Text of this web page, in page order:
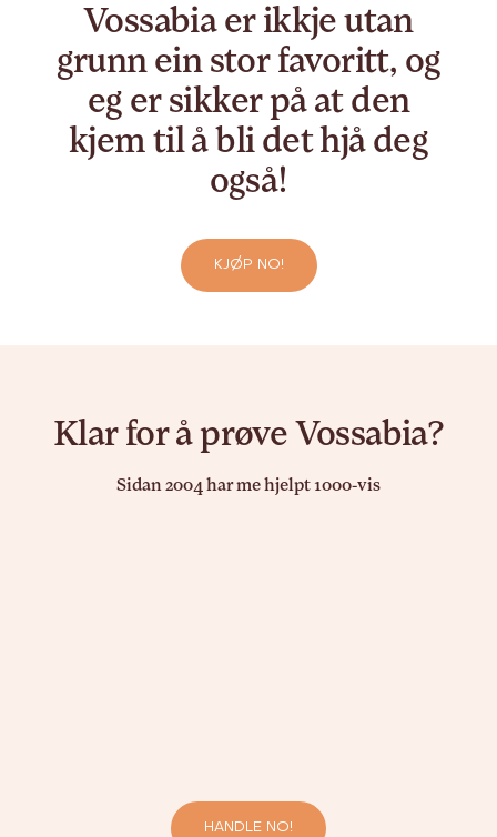
Vossabia er ikkje utan
grunn ein stor favoritt, og
eg er sikker på at den
kjem til å bli det hjå deg
også!
KJØP NO!
Sidan 2004 har me hjelpt 1000-vis
Klar for å prøve Vossabia?
HANDLE NO!